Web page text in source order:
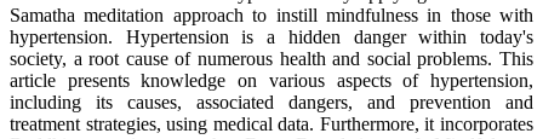
Samatha meditation approach to instill mindfulness in those with
hypertension. Hypertension is a hidden danger within today's
society, a root cause of numerous health and social problems. This
article presents knowledge on various aspects of hypertension,
including its causes, associated dangers, and prevention and
treatment strategies, using medical data. Furthermore, it incorporates